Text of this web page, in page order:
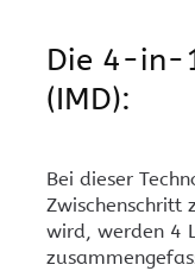
Die 4-in-
(IMD):
Bei dieser
Zwischenschritt
wird, werden 4